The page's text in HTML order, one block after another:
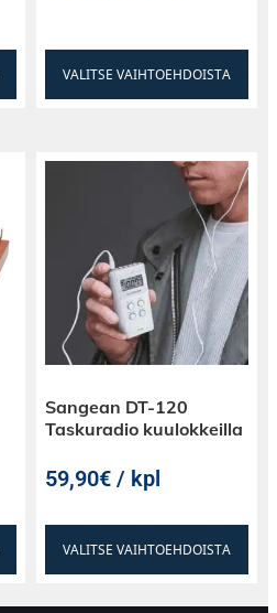
VALITSE VAIHTOEHDOISTA
Sangean DT-120
Taskuradio kuulokkeilla
59,90€ / kpl
VALITSE VAIHTOEHDOISTA